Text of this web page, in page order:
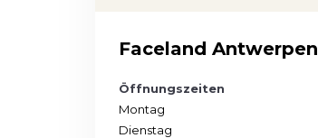
Faceland Antwerpen
Öffnungszeiten
Montag
Dienstag